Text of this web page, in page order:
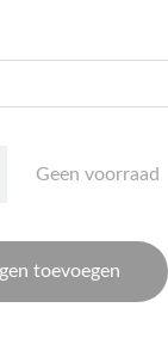
Geen voorraad
toevoegen